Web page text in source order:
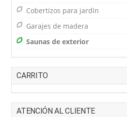
Cobertizos para jardín
Garajes de madera
Saunas de exterior
CARRITO
ATENCIÓN AL CLIENTE